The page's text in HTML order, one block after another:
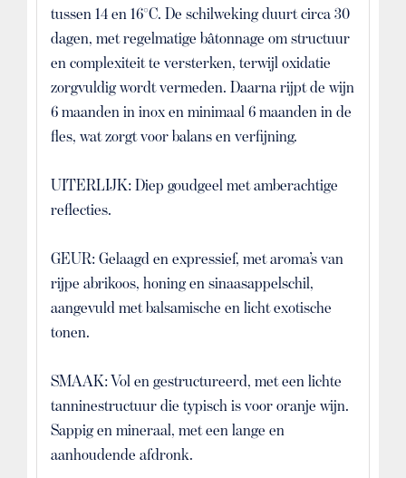
tussen 14 en 16°C. De schilweking duurt circa 30
dagen, met regelmatige bâtonnage om structuur
en complexiteit te versterken, terwijl oxidatie
zorgvuldig wordt vermeden. Daarna rijpt de wijn
6 maanden in inox en minimaal 6 maanden in de
fles, wat zorgt voor balans en verfijning.
UITERLIJK: Diep goudgeel met amberachtige
reflecties.
GEUR: Gelaagd en expressief, met aroma’s van
rijpe abrikoos, honing en sinaasappelschil,
aangevuld met balsamische en licht exotische
tonen.
SMAAK: Vol en gestructureerd, met een lichte
tanninestructuur die typisch is voor oranje wijn.
Sappig en mineraal, met een lange en
aanhoudende afdronk.